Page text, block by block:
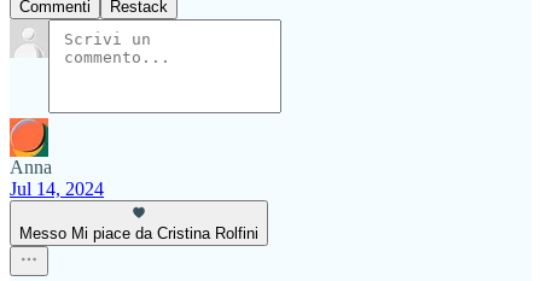
Commenti Restack
Anna
Jul 14, 2024
Messo Mi piace da Cristina Rolfini